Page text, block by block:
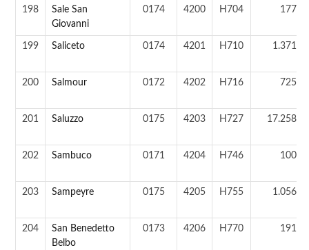
198
Sale San
Giovanni
0174 4200 H704 177 ab
199 Saliceto 0174 4201 H710 1.371 ab
200 Salmour 0172 4202 H716 725 ab
201 Saluzzo 0175 4203 H727 17.258 ab
202 Sambuco 0171 4204 H746 100 ab
203 Sampeyre 0175 4205 H755 1.056 ab
204
San Benedetto
Belbo
0173 4206 H770 191 ab